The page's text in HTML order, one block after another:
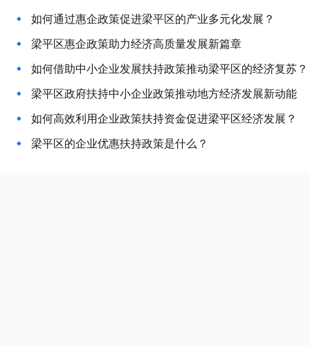
如何通过惠企政策促进梁平区的产业多元化发展？
梁平区惠企政策助力经济高质量发展新篇章
如何借助中小企业发展扶持政策推动梁平区的经济复苏？
梁平区政府扶持中小企业政策推动地方经济发展新动能
如何高效利用企业政策扶持资金促进梁平区经济发展？
梁平区的企业优惠扶持政策是什么？